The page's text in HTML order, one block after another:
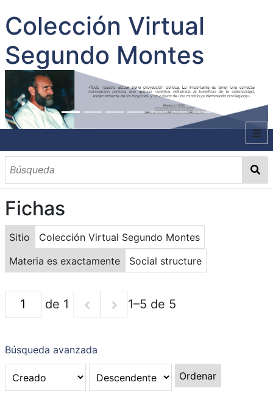
Colección Virtual
Segundo Montes
INICIO
SOBRE EL AUTOR
CONTENIDO
TODOS LOS DOCUMENTOS
CATEGORIAS
OBRAS SOBRE EL AUTOR P. SEGUNDO MONTES
MATERIAS
PALABRAS CLAVES
MULTIMEDIA
GALERÍA
Fichas
Sitio
Colección Virtual Segundo Montes
Materia es exactamente
Social structure
de 1 1–5 de 5
Búsqueda avanzada
Ordenar